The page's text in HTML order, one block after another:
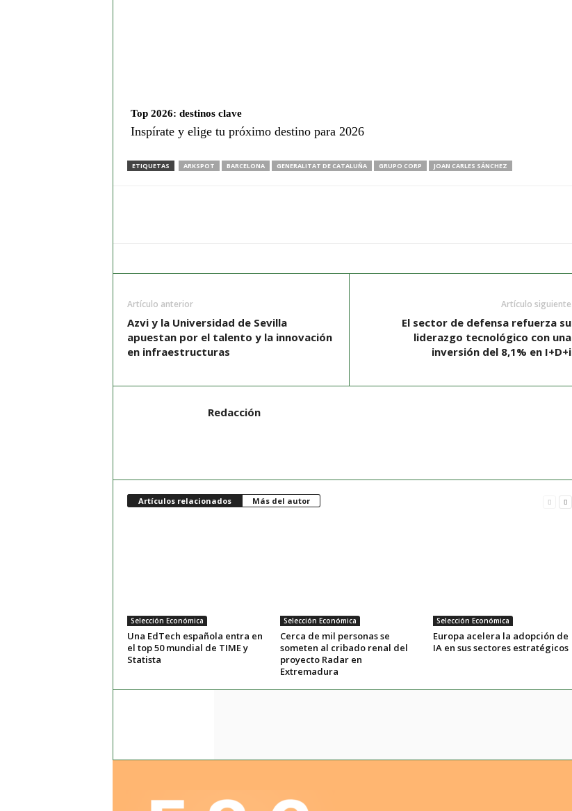
Top 2026: destinos clave
Inspírate y elige tu próximo destino para 2026
ETIQUETAS ARKSPOT BARCELONA GENERALITAT DE CATALUÑA GRUPO CORP JOAN CARLES SÁNCHEZ
Artículo anterior
Azvi y la Universidad de Sevilla
apuestan por el talento y la innovación
en infraestructuras
Artículo siguiente
El sector de defensa refuerza su
liderazgo tecnológico con una
inversión del 8,1% en I+D+i
Redacción
Artículos relacionados Más del autor
Selección Económica
Una EdTech española entra en
el top 50 mundial de TIME y
Statista
Selección Económica
Cerca de mil personas se
someten al cribado renal del
proyecto Radar en
Extremadura
Selección Económica
Europa acelera la adopción de
IA en sus sectores estratégicos